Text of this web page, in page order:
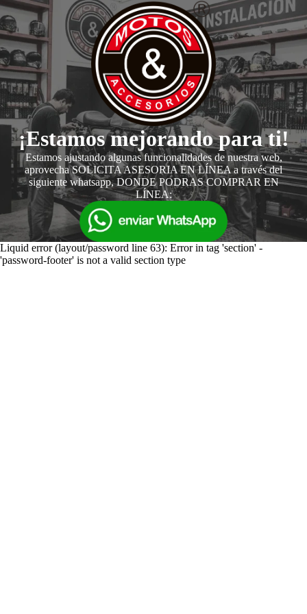
¡Estamos mejorando para ti!
Estamos ajustando algunas funcionalidades de nuestra web,
aprovecha SOLICITA ASESORIA EN LÍNEA a través del
siguiente whatsapp, DONDE PODRAS COMPRAR EN
LÍNEA:
Liquid error (layout/password line 63): Error in tag 'section' -
'password-footer' is not a valid section type